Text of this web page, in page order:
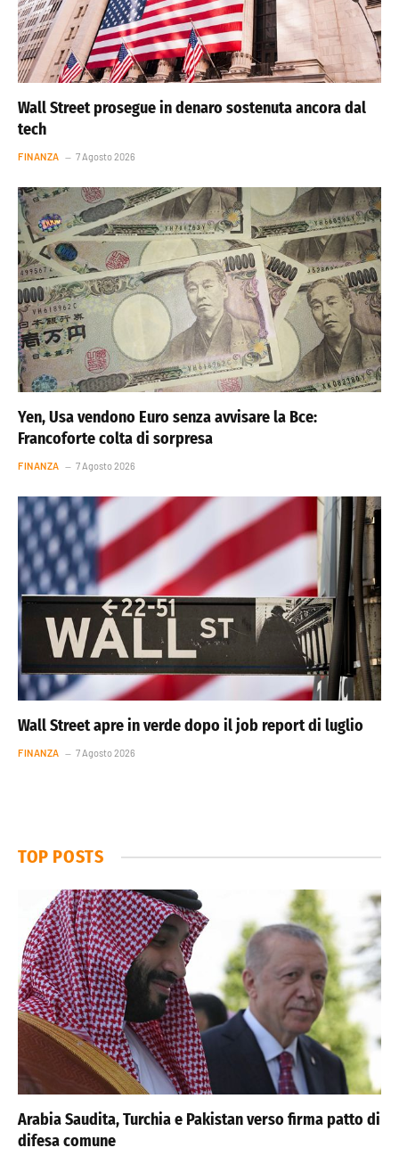
Wall Street prosegue in denaro sostenuta ancora dal
tech
FINANZA 7 Agosto 2026
Yen, Usa vendono Euro senza avvisare la Bce:
Francoforte colta di sorpresa
FINANZA 7 Agosto 2026
Wall Street apre in verde dopo il job report di luglio
FINANZA 7 Agosto 2026
TOP POSTS
Arabia Saudita, Turchia e Pakistan verso firma patto di
difesa comune